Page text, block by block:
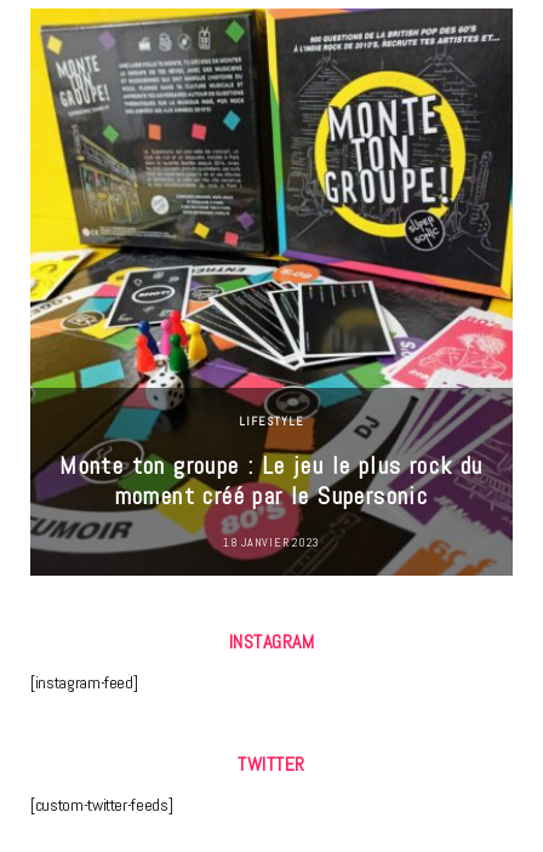
LIFESTYLE
Monte ton groupe : Le jeu le plus rock du
moment créé par le Supersonic
18 JANVIER 2023
INSTAGRAM
[instagram-feed]
TWITTER
[custom-twitter-feeds]